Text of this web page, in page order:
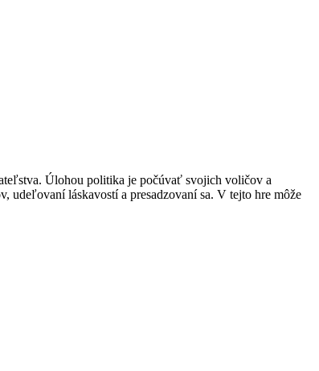
Úlohou politika je počúvať svojich voličov a
udeľovaní láskavostí a presadzovaní sa. V tejto hre môže